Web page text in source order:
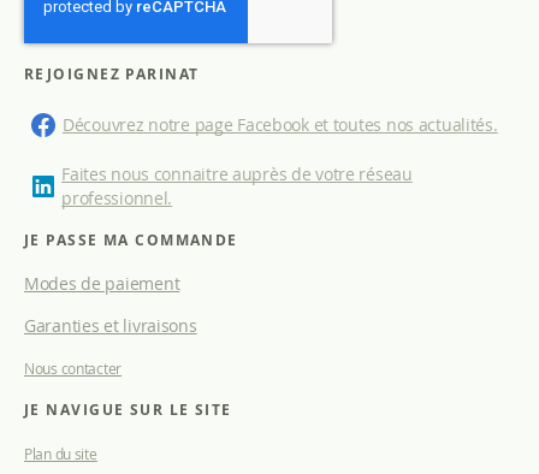
i
p
o
r
l
t
t
e
REJOIGNEZ PARINAT
Découvrez notre page Facebook et toutes nos actualités.
Faites nous connaitre auprès de votre réseau
professionnel.
JE PASSE MA COMMANDE
Modes de paiement
Garanties et livraisons
Nous contacter
JE NAVIGUE SUR LE SITE
Plan du site